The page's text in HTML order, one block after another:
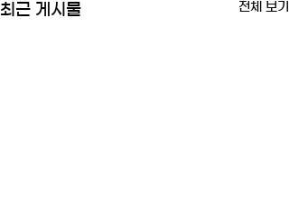
최근 게시물 전체 보기